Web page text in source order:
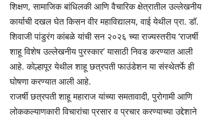
शिक्षण, सामाजिक बांधिलकी आणि वैचारिक क्षेत्रातील उल्लेखनीय
कार्याची दखल घेत किसन वीर महाविद्यालय, वाई येथील प्रा. डॉ.
शिवाजी पांडुरंग कांबळे यांची सन २०२६ च्या राज्यस्तरीय ‘राजर्षी
शाहू विशेष उल्लेखनीय पुरस्कार’ यासाठी निवड करण्यात आली
आहे. कोल्हापूर येथील शाहू छत्रपती फाउंडेशन या संस्थेतर्फे ही
घोषणा करण्यात आली आहे.
राजर्षी छत्रपती शाहू महाराज यांच्या समतावादी, पुरोगामी आणि
लोककल्याणकारी विचारांचा प्रसार व प्रचार करण्याच्या उद्देशाने